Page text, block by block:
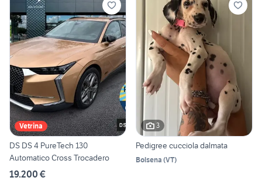
Vetrina
DS DS 4 PureTech 130
Automatico Cross Trocadero
19.200 €
3
Pedigree cucciola dalmata
Bolsena (VT)